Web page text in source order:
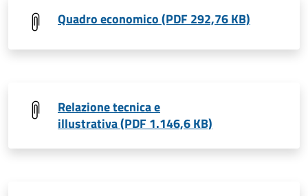
Quadro economico (PDF 292,76 KB)
Relazione tecnica e
illustrativa (PDF 1.146,6 KB)